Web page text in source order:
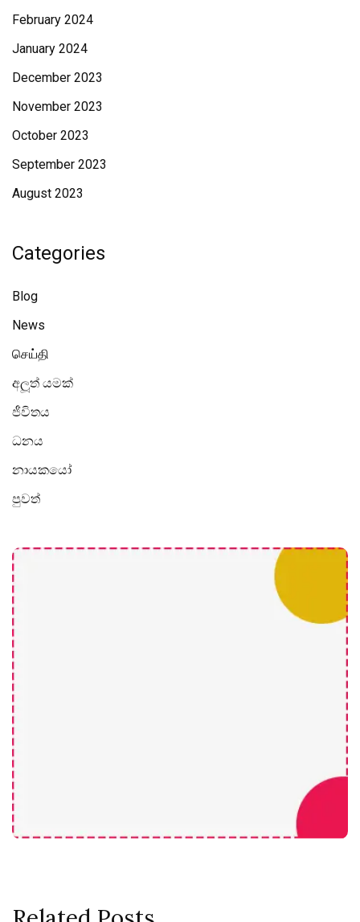
February 2024
January 2024
December 2023
November 2023
October 2023
September 2023
August 2023
Categories
Blog
News
செய்தி
අලූත් යමක්
ජීවිතය
ධනය
නායකයෝ
පුවත්